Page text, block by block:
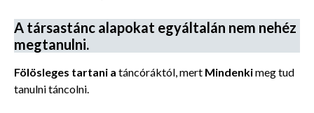
A társastánc alapokat egyáltalán nem nehéz
megtanulni.
Fölösleges tartani a táncóráktól, mert Mindenkimeg tud
tanulni táncolni.